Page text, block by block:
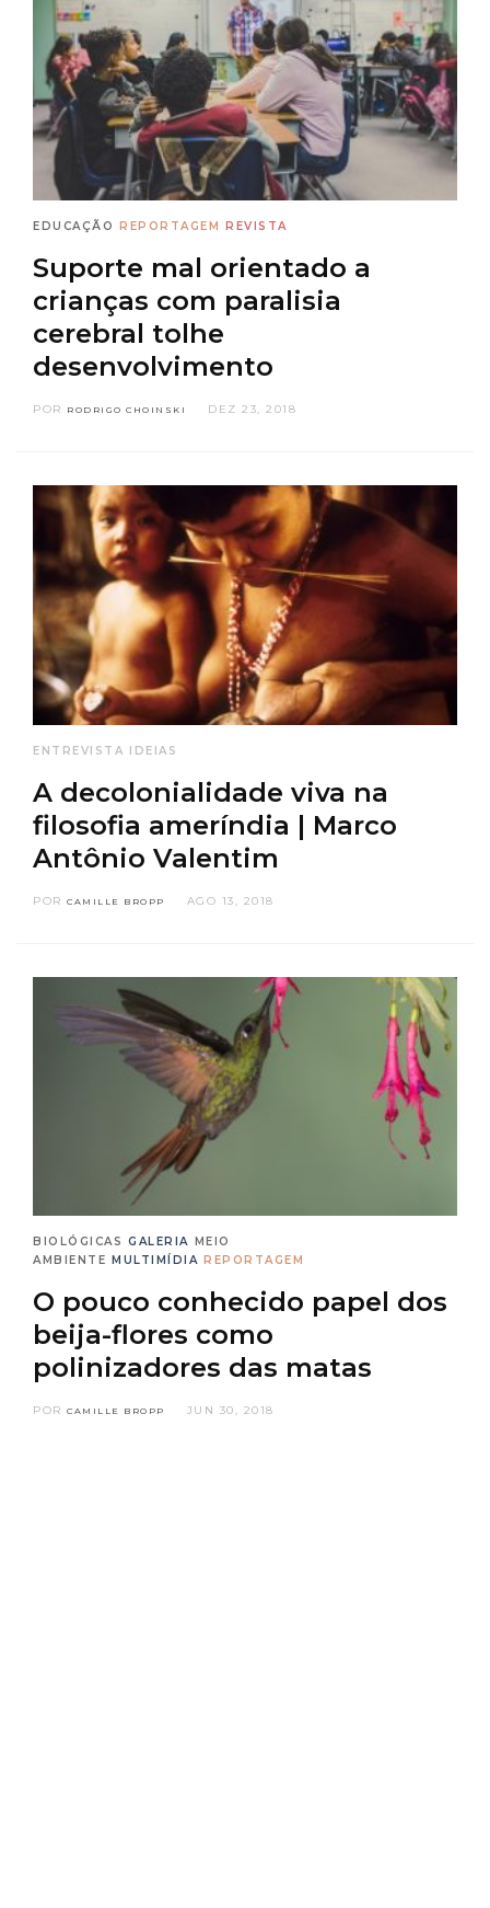
EDUCAÇÃO REPORTAGEM REVISTA
Suporte mal orientado a
crianças com paralisia
cerebral tolhe
desenvolvimento
POR RODRIGO CHOINSKI DEZ 23, 2018
ENTREVISTA IDEIAS
A decolonialidade viva na
filosofia ameríndia | Marco
Antônio Valentim
POR CAMILLE BROPP AGO 13, 2018
BIOLÓGICAS GALERIA MEIO
AMBIENTE MULTIMÍDIA REPORTAGEM
O pouco conhecido papel dos
beija-flores como
polinizadores das matas
POR CAMILLE BROPP JUN 30, 2018